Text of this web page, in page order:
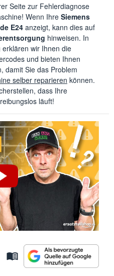
Seite zur Fehlerdiagnose
Wenn Ihre Siemens
E24 anzeigt, kann dies auf
hinweisen. In
wir Ihnen die
und bieten Ihnen
damit Sie das Problem
selber reparieren können.
dass Ihre
läuft!